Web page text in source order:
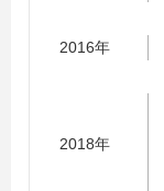
2016年
2018年